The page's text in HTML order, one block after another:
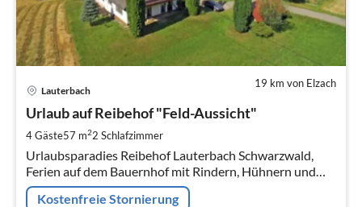
19 km von Elzach
Lauterbach
Urlaub auf Reibehof "Feld-Aussicht"
4 Gäste57 m22 Schlafzimmer
Urlaubsparadies Reibehof Lauterbach Schwarzwald,
Ferien auf dem Bauernhof mit Rindern, Hühnern und
Gockel, Maxi unser Hund und die Katzen
Kostenfreie Stornierung